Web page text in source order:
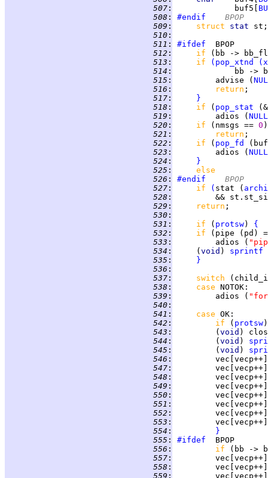
507 :
             buf5[
508 : #endif
	BPOP
509 : struct stat
510 :
511 : #ifdef
512 : if
(bb ->
513 : if ( pop_xtnd (
514 :
bb ->
515 :
         advise (
516 : return
517 :
}
518 : if ( pop_stat
519 :
         adios (
520 : if (nmsgs == 0
521 : return
522 : if ( pop_fd
523 :
         adios (
524 :
}
525 :
else
526 : #endif
	BPOP
527 : if ( stat (
528 :
&&
529 : return
530 :
531 : if ( protsw) {
532 : if
(pipe (pd)
533 :
         adios (
534 :
     (
void ) sprintf
535 :
}
536 :
537 : switch
538 : case NOTOK
539 :
         adios (
540 :
541 : case OK
542 : if ( protsw
543 :
         (
void )
544 :
         (
void )
545 :
         (
void )
546 :
547 :
548 :
549 :
550 :
551 :
552 :
553 :
554 :
}
555 : #ifdef
556 : if
(bb ->
557 :
558 :
559 :